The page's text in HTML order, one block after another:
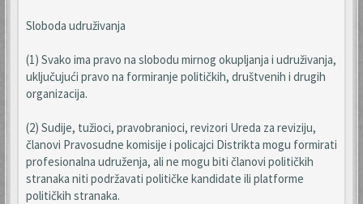
Sloboda udruživanja
(1) Svako ima pravo na slobodu mirnog okupljanja i udruživanja,
uključujući pravo na formiranje političkih, društvenih i drugih
organizacija.
(2) Sudije, tužioci, pravobranioci, revizori Ureda za reviziju,
članovi Pravosudne komisije i policajci Distrikta mogu formirati
profesionalna udruženja, ali ne mogu biti članovi političkih
stranaka niti podržavati političke kandidate ili platforme
političkih stranaka.